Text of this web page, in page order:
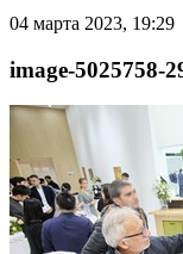
04 марта 2023, 19:29
image-5025758-